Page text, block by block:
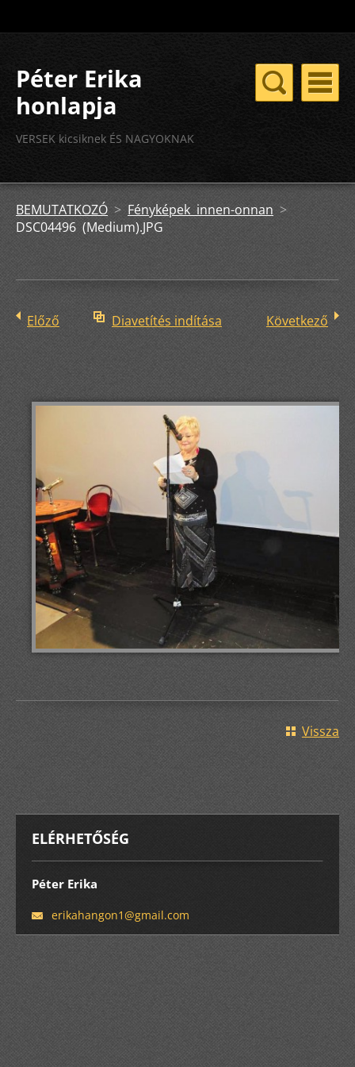
Péter Erika
honlapja
VERSEK kicsiknek ÉS NAGYOKNAK
BEMUTATKOZÓ >Fényképek innen-onnan >
DSC04496 (Medium).JPG
Előző Diavetítés indítása Következő
Vissza
ELÉRHETŐSÉG
Péter Erika
erikahangon1@gmail.com